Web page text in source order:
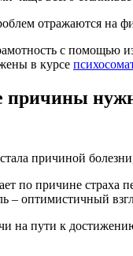
отражаются на
с помощью
в курсе
причиной
по причине страха
– оптимистичный
на пути к